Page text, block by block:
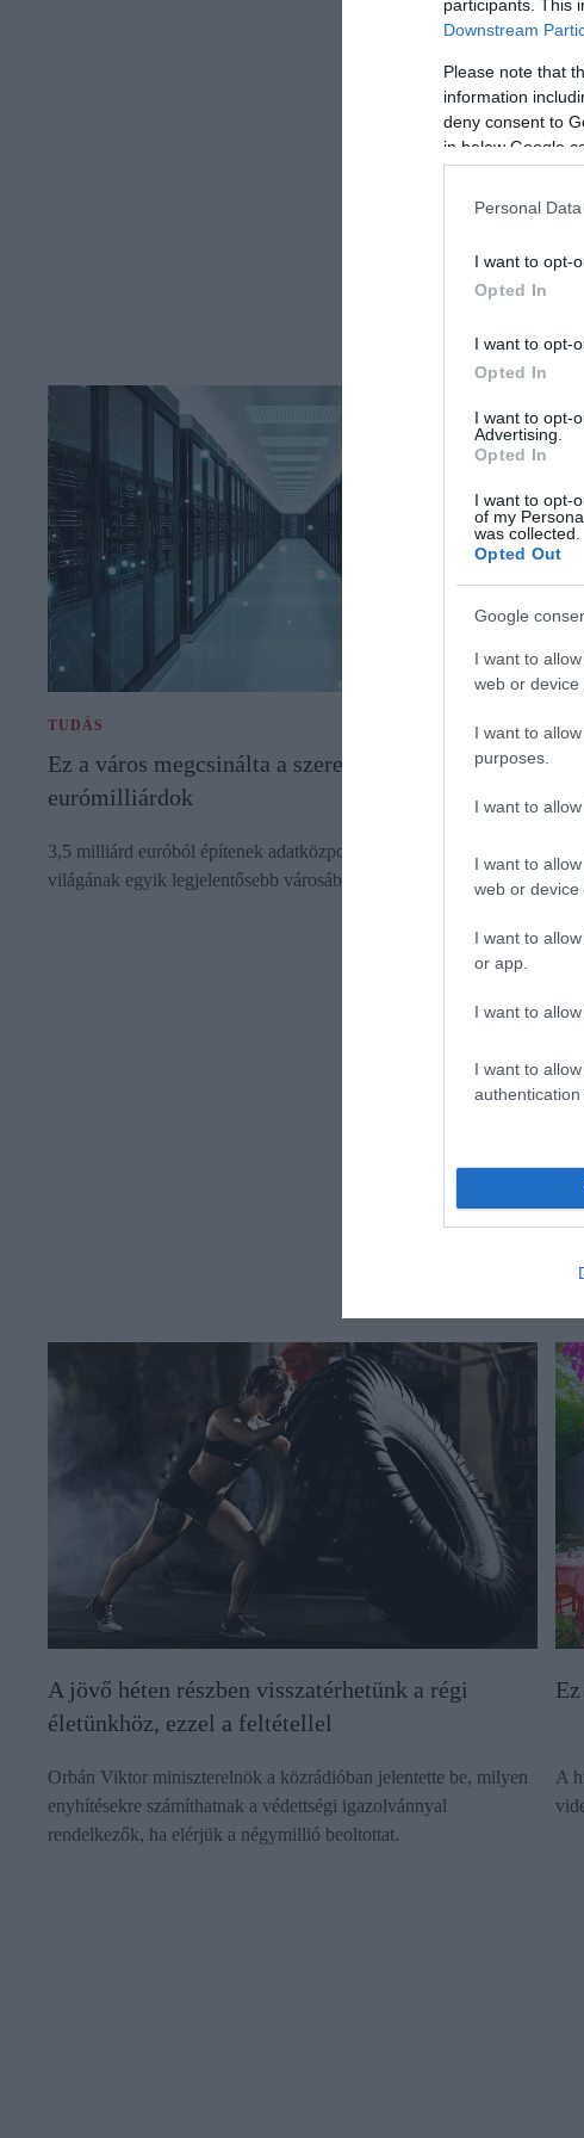
participants. This
Downstream
Please note that
information
deny consent to
in below Google
Personal
I want to opt-
Opted In
I want to opt-
Opted In
I want to opt-
Advertising.
Opted In
I want to opt-
of my
was collected.
Opted Out
Google
I want to
web or device
I want to
purposes.
I want to
I want to
web or device
I want to
or app.
I want to
I want to
TUDÁS
Ez a város megcsinálta a szerencséjét, ömlenek az
eurómilliárdok
3,5 milliárd euróból építenek adatközpontot Portugália digitális
világának egyik legjelentősebb városában.
A jövő héten részben visszatérhetünk a régi
életünkhöz, ezzel a feltétellel
Orbán Viktor miniszterelnök a közrádióban jelentette be, milyen
enyhítésekre számíthatnak a védettségi igazolvánnyal
rendelkezők, ha elérjük a négymillió beoltottat.
A